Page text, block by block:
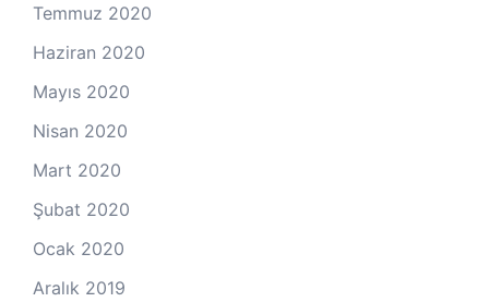
Temmuz 2020
Haziran 2020
Mayıs 2020
Nisan 2020
Mart 2020
Şubat 2020
Ocak 2020
Aralık 2019